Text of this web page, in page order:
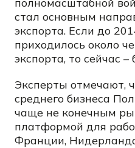
стал основным
экспорта. Если до
приходилось около
экспорта, то сейчас
Эксперты отмечают,
среднего бизнеса
чаще не конечным
платформой для
Франции,